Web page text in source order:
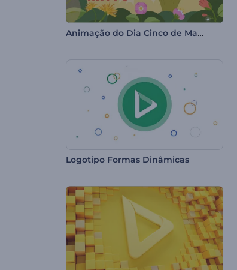
Animação do Dia Cinco de Mayo
Logotipo Formas Dinâmicas